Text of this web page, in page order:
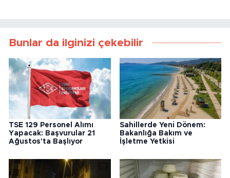
Bunlar da ilginizi çekebilir
TSE 129 Personel Alımı
Yapacak: Başvurular 21
Ağustos'ta Başlıyor
Sahillerde Yeni Dönem:
Bakanlığa Bakım ve
İşletme Yetkisi